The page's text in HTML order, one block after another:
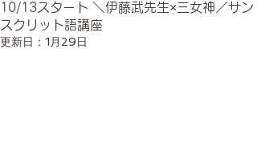
10/13スタート ＼伊藤武先生×三女神／サン
スクリット語講座
更新日： 1月29日